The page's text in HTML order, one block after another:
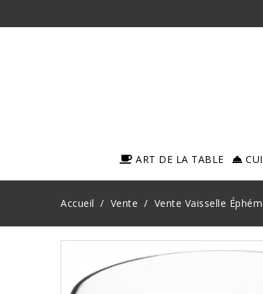
ART DE LA TABLE
Accueil Vente Vente Vaisselle